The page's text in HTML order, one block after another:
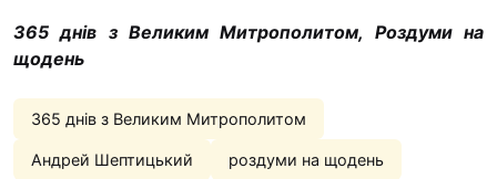
Юричко
Освіта
365 днів з Великим Митрополитом, Роздуми на
щодень
365 днів з Великим Митрополитом
Андрей Шептицький роздуми на щодень